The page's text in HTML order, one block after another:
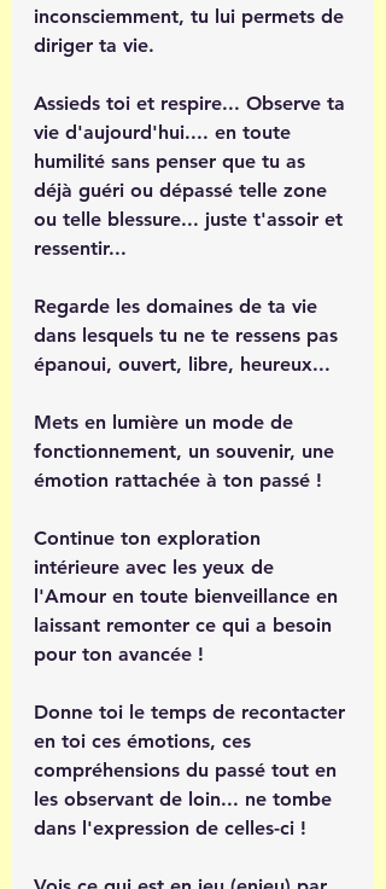
inconsciemment, tu lui permets de
diriger ta vie.
Assieds toi et respire... Observe ta
vie d'aujourd'hui.... en toute
humilité sans penser que tu as
déjà guéri ou dépassé telle zone
ou telle blessure... juste t'assoir et
ressentir...
Regarde les domaines de ta vie
dans lesquels tu ne te ressens pas
épanoui, ouvert, libre, heureux...
Mets en lumière un mode de
fonctionnement, un souvenir, une
émotion rattachée à ton passé !
Continue ton exploration
intérieure avec les yeux de
l'Amour en toute bienveillance en
laissant remonter ce qui a besoin
pour ton avancée !
Donne toi le temps de recontacter
en toi ces émotions, ces
compréhensions du passé tout en
les observant de loin... ne tombe
dans l'expression de celles-ci !